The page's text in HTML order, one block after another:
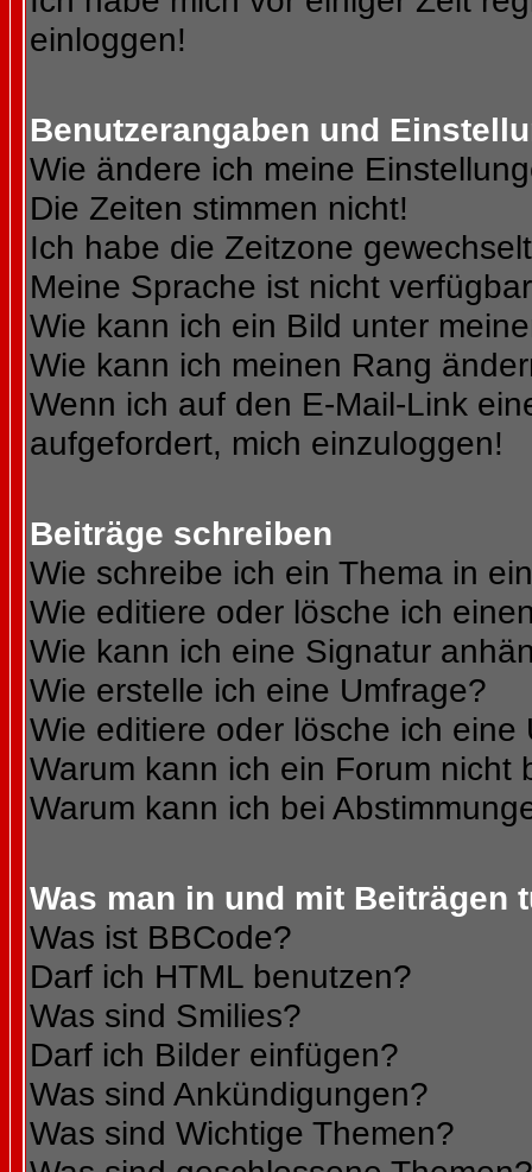
einloggen!
Benutzerangaben und
Wie ändere ich meine
Die Zeiten stimmen nicht!
Ich habe die Zeitzone
Meine Sprache ist nicht
Wie kann ich ein Bild unter
Wie kann ich meinen Rang
Wenn ich auf den E-Mail-Link
aufgefordert, mich einzuloggen!
Beiträge schreiben
Wie schreibe ich ein Thema in
Wie editiere oder lösche ich
Wie kann ich eine Signatur
Wie erstelle ich eine Umfrage?
Wie editiere oder lösche ich eine
Warum kann ich ein Forum nicht
Warum kann ich bei
Was man in und mit Beiträgen
Was ist BBCode?
Darf ich HTML benutzen?
Was sind Smilies?
Darf ich Bilder einfügen?
Was sind Ankündigungen?
Was sind Wichtige Themen?